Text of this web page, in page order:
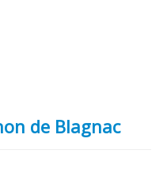
de Blagnac